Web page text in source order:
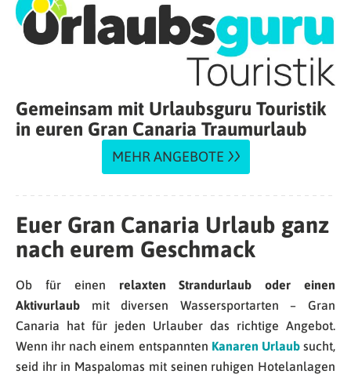
Gemeinsam mit Urlaubsguru Touristik
in euren Gran Canaria Traumurlaub
MEHR ANGEBOTE
Euer Gran Canaria Urlaub ganz
nach eurem Geschmack
Ob für einen relaxten Strandurlaub oder einen
Aktivurlaub mit diversen Wassersportarten – Gran
Canaria hat für jeden Urlauber das richtige Angebot.
Wenn ihr nach einem entspannten Kanaren Urlaubsucht,
seid ihr in Maspalomas mit seinen ruhigen Hotelanlagen